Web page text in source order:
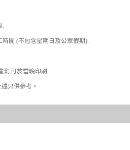
間 (不包含星期日及公眾假期).
,可於當晚印刷.
只供參考。